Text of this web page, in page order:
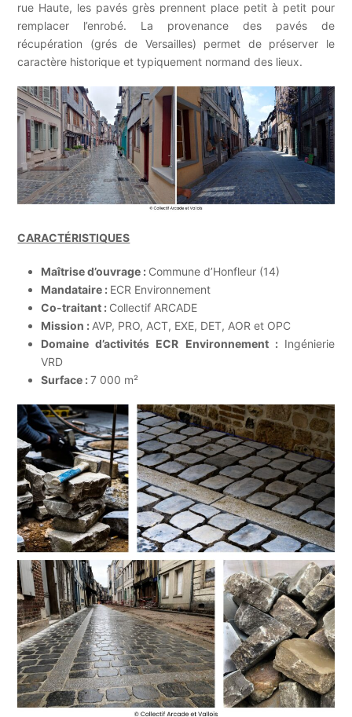
rue Haute, les pavés grès prennent place petit à petit pour
remplacer l’enrobé. La provenance des pavés de
récupération (grés de Versailles) permet de préserver le
caractère historique et typiquement normand des lieux.
CARACTÉRISTIQUES
Maîtrise d’ouvrage : Commune d’Honfleur (14)
Mandataire : ECR Environnement
Co-traitant : Collectif ARCADE
Mission : AVP, PRO, ACT, EXE, DET, AOR et OPC
Domaine d’activités ECR Environnement : Ingénierie
VRD
Surface :7 000 m²